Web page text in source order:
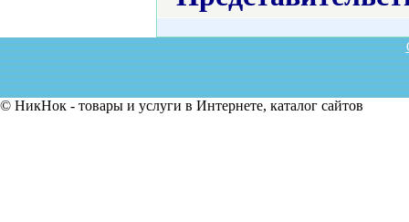
© НикНок - товары и услуги в Интернете, каталог сайтов